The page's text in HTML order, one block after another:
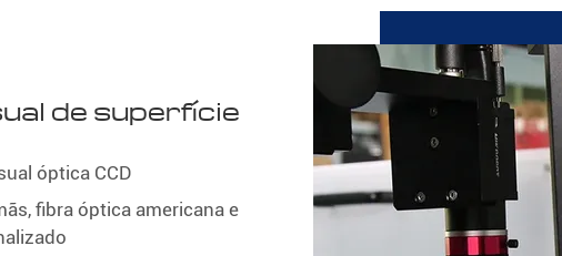
de superfície
óptica CCD
fibra óptica americana e